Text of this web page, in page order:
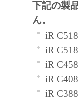
お客様
キヤノ
しくは削
４．所有
「本ソ
により
下記の製
ん。
iR
iR
iR
iR
iR